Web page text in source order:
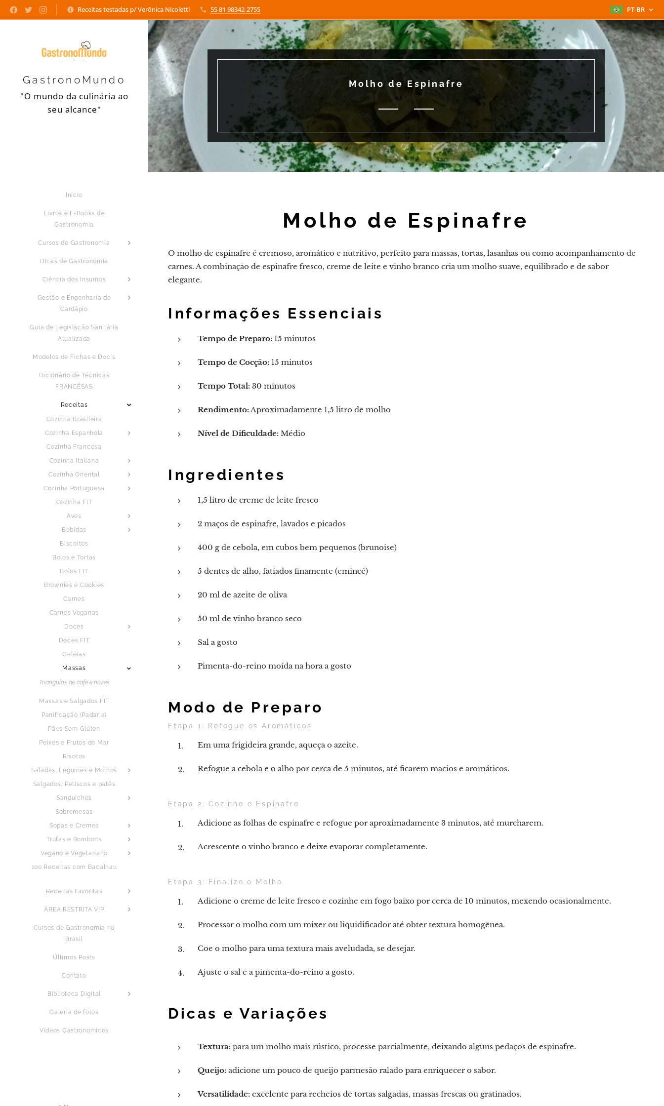
Receitas testadas p/ Verônica Nicoletti 55 81 98342-2755 PT-BR
GastronoMundo
"O mundo da culinária ao
seu alcance"
Início
Livros e E-Books de
Gastronomia
Cursos de Gastronomia
Dicas de Gastronomia
Ciência dos Insumos
Gestão e Engenharia de
Cardápio
Guia de Legislação Sanitária
Atualizada
Modelos de Fichas e Doc´s
Dicionário de Técnicas
FRANCÊSAS
Receitas
Cozinha Brasileira
Cozinha Espanhola
Cozinha Francesa
Cozinha Italiana
Cozinha Oriental
Cozinha Portuguesa
Cozinha FIT
Aves
Bebidas
Biscoitos
Bolos e Tortas
Bolos FIT
Brownies e Cookies
Carnes
Carnes Veganas
Doces
Doces FIT
Geléias
Massas
Triangulos de cafe e nozes
Massas e Salgados FIT
Panificação (Padaria)
Pães Sem Glúten
Peixes e Frutos do Mar
Risotos
Saladas, Legumes e Molhos
Salgados, Petiscos e patês
Sanduíches
Sobremesas
Sopas e Cremes
Trufas e Bombons
Vegano e Vegetariano
100 Receitas com Bacalhau
Receitas Favoritas
ÁREA RESTRITA VIP
Cursos de Gastronomia no
Brasil
Últimos Posts
Contato
Biblioteca Digital
Galeria de fotos
Vídeos Gastronomicos
Molho de Espinafre
Molho de Espinafre
O molho de espinafre é cremoso, aromático e nutritivo, perfeito para massas, tortas, lasanhas ou como acompanhamento de
carnes. A combinação de espinafre fresco, creme de leite e vinho branco cria um molho suave, equilibrado e de sabor
elegante.
Informações Essenciais
Tempo de Preparo: 15 minutos
Tempo de Cocção: 15 minutos
Tempo Total: 30 minutos
Rendimento:Aproximadamente 1,5 litro de molho
Nível de Dificuldade: Médio
Ingredientes
1,5 litro de creme de leite fresco
2 maços de espinafre, lavados e picados
400 g de cebola, em cubos bem pequenos (brunoise)
5 dentes de alho, fatiados finamente (emincé)
20 ml de azeite de oliva
50 ml de vinho branco seco
Sal a gosto
Pimenta-do-reino moída na hora a gosto
Modo de Preparo
Etapa 1: Refogue os Aromáticos
Em uma frigideira grande, aqueça o azeite.
Refogue a cebola e o alho por cerca de 5 minutos, até ficarem macios e aromáticos.
Etapa 2: Cozinhe o Espinafre
Adicione as folhas de espinafre e refogue por aproximadamente 3 minutos, até murcharem.
Acrescente o vinho branco e deixe evaporar completamente.
Etapa 3: Finalize o Molho
Adicione o creme de leite fresco e cozinhe em fogo baixo por cerca de 10 minutos, mexendo ocasionalmente.
Processar o molho com um mixer ou liquidificador até obter textura homogênea.
Coe o molho para uma textura mais aveludada, se desejar.
Ajuste o sal e a pimenta-do-reino a gosto.
Dicas e Variações
Textura: para um molho mais rústico, processe parcialmente, deixando alguns pedaços de espinafre.
Queijo: adicione um pouco de queijo parmesão ralado para enriquecer o sabor.
Versatilidade: excelente para recheios de tortas salgadas, massas frescas ou gratinados.